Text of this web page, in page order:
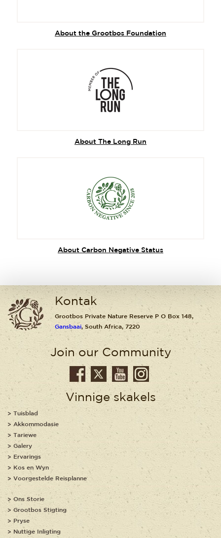
About the Grootbos Foundation
About The Long Run
About Carbon Negative Status
Kontak
Grootbos Private Nature Reserve P O Box 148,
Gansbaai, South Africa, 7220
Join our Community
Vinnige skakels
Tuisblad
Akkommodasie
Tariewe
Galery
Ervarings
Kos en Wyn
Voorgestelde Reisplanne
Ons Storie
Grootbos Stigting
Pryse
Nuttige Inligting